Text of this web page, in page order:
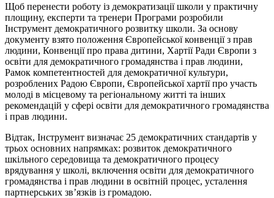
Щоб перенести роботу із демократизації школи у практичну
площину, експерти та тренери Програми розробили
Інструмент демократичного розвитку школи. За основу
документу взято положення Європейської конвенції з прав
людини, Конвенції про права дитини, Хартії Ради Європи з
освіти для демократичного громадянства і прав людини,
Рамок компетентностей для демократичної культури,
розроблених Радою Європи, Європейської хартії про участь
молоді в місцевому та регіональному житті та інших
рекомендацій у сфері освіти для демократичного громадянства
і прав людини.
Відтак, Інструмент визначає 25 демократичних стандартів у
трьох основних напрямках: розвиток демократичного
шкільного середовища та демократичного процесу
врядування у школі, включення освіти для демократичного
громадянства і прав людини в освітній процес, усталення
партнерських зв’язків із громадою.